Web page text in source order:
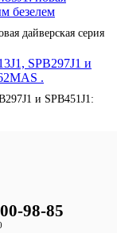
дайверская серия
и SPB451J1:
98-85